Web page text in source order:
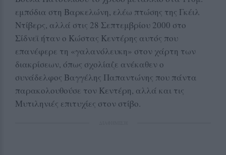
εμπόδια στη Βαρκελώνη, ελέω πτώσης της Γκέιλ
Ντίβερς, αλλά στις 28 Σεπτεμβρίου 2000 στο
Σίδνεϊ ήταν ο Κώστας Κεντέρης αυτός που
επανέφερε τη «γαλανόλευκη» στον χάρτη των
διακρίσεων, όπως σχολίαζε ανέκαθεν ο
συνάδελφος Βαγγέλης Παπαντώνης που πάντα
παρακολουθούσε τον Κεντέρη, αλλά και τις
Μυτιληνιές επιτυχίες στον στίβο.